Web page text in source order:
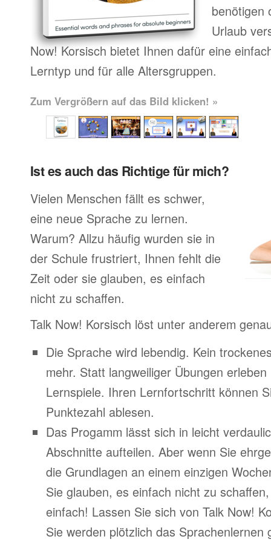
benötigen
Urlaub
Now! Korsisch bietet Ihnen dafür eine
Lerntyp und für alle Altersgruppen.
Zum Vergrößern auf das Bild klicken! »
Ist es auch das Richtige für mich?
Vielen Menschen fällt es schwer,
eine neue Sprache zu lernen.
Warum? Allzu häufig wurden sie in
der Schule frustriert, Ihnen fehlt die
Zeit oder sie glauben, es einfach
nicht zu schaffen.
Talk Now! Korsisch löst unter anderem
Die Sprache wird lebendig. Kein
mehr. Statt langweiliger Übungen
Lernspiele. Ihren Lernfortschritt können
Punktezahl ablesen.
Das Progamm lässt sich in leicht
Abschnitte aufteilen. Aber wenn Sie
die Grundlagen an einem einzigen
Sie glauben, es einfach nicht zu
einfach! Lassen Sie sich von Talk Now!
Sie werden plötzlich das Sprachenlernen